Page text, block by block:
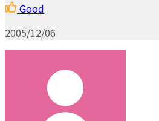
Good
2005/12/06